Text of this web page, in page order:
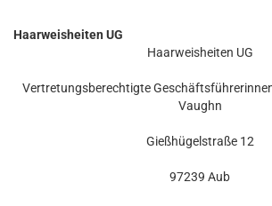
Haarweisheiten UG
Haarweisheiten UG
Vertretungsberechtigte
Vaughn
Gießhügelstraße 12
97239 Aub